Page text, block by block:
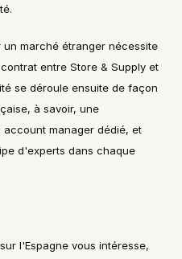
marché étranger nécessite
entre Store & Supply et
se déroule ensuite de façon
à savoir, une
manager dédié, et
d'experts dans chaque
l'Espagne vous intéresse,